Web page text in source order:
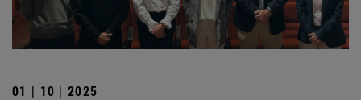
01 | 10 | 2025